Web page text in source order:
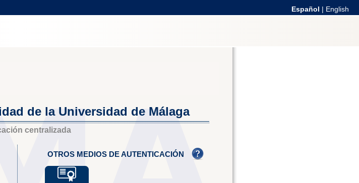
Español | English
de la Universidad de Málaga
centralizada
OTROS MEDIOS DE AUTENTICACIÓN